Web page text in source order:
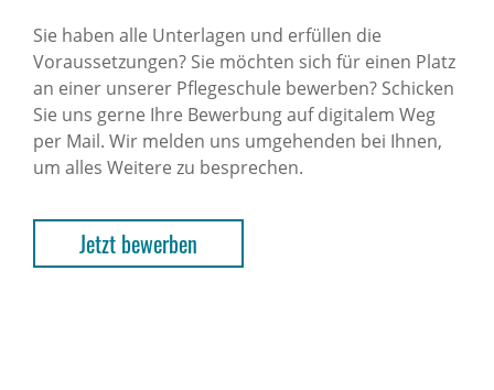
Sie haben alle Unterlagen und erfüllen die
Voraussetzungen? Sie möchten sich für einen Platz
an einer unserer Pflegeschule bewerben? Schicken
Sie uns gerne Ihre Bewerbung auf digitalem Weg
per Mail. Wir melden uns umgehenden bei Ihnen,
um alles Weitere zu besprechen.
Jetzt bewerben